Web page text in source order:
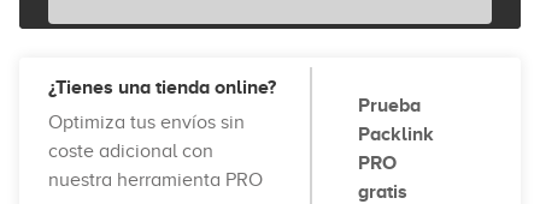
¿Tienes una tienda online?
Optimiza tus envíos sin
coste adicional con
nuestra herramienta PRO
Prueba
Packlink
PRO
gratis